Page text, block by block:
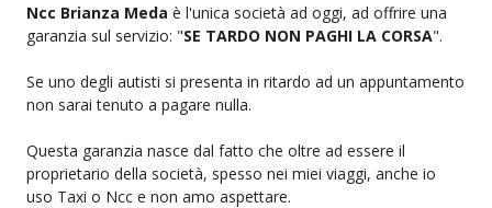
Ncc Brianza Meda è l'unica società ad oggi, ad offrire una
garanzia sul servizio: "SE TARDO NON PAGHI LA CORSA".
Se uno degli autisti si presenta in ritardo ad un appuntamento
non sarai tenuto a pagare nulla.
Questa garanzia nasce dal fatto che oltre ad essere il
proprietario della società, spesso nei miei viaggi, anche io
uso Taxi o Ncc e non amo aspettare.